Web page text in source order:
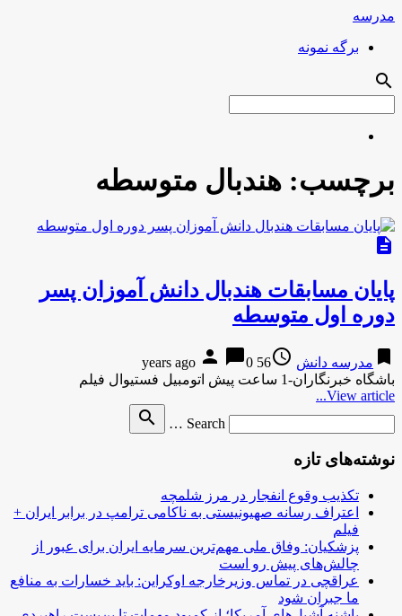
مدرسه
برگه نمونه
search
برچسب: هندبال متوسطه
description
پایان مسابقات هندبال دانش آموزان پسر
دوره اول متوسطه
bookmark مدرسه دانش access_time
56 years ago
person chat_bubble0
باشگاه خبرنگاران-1 ساعت پیش اتومبیل فستیوال فیلم
View article...
Search …
search
نوشته‌های تازه
تکذیب وقوع انفجار در مرز شلمچه
اعتراف رسانه صهیونیستی به ناکامی ترامپ در برابر ایران +
فیلم
پزشکیان: وفاق ملی مهم‌ترین سرمایه ایران برای عبور از
چالش‌های پیش رو است
عراقچی در تماس وزیرخارجه اوکراین: باید خسارات به منافع
ما جبران شود